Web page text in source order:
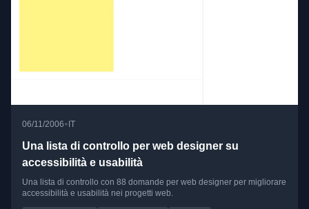
06/11/2006• IT
Una lista di controllo per web designer su
accessibilità e usabilità
Una lista di controllo con 88 domande per web designer per migliorare
accessibilità e usabilità nei progetti web.